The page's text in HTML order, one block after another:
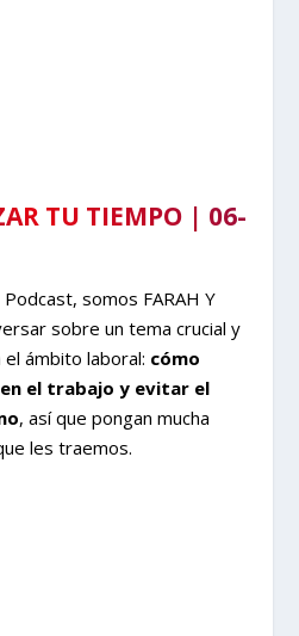
TU TIEMPO | 06-
somos FARAH Y
sobre un tema crucial y
ámbito laboral: cómo
el trabajo y evitar el
, así que pongan mucha
les traemos.